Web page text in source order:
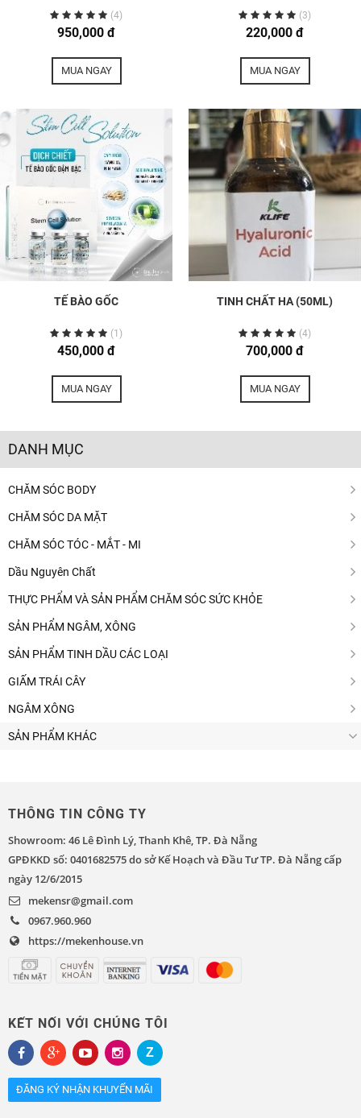
(4)
950,000 đ
MUA NGAY
(3)
220,000 đ
MUA NGAY
TẾ BÀO GỐC
(1)
450,000 đ
MUA NGAY
TINH CHẤT HA (50ML)
(4)
700,000 đ
MUA NGAY
DANH MỤC
CHĂM SÓC BODY
CHĂM SÓC DA MẶT
CHĂM SÓC TÓC - MẮT - MI
Dầu Nguyên Chất
THỰC PHẨM VÀ SẢN PHẨM CHĂM SÓC SỨC KHỎE
SẢN PHẨM NGÂM, XÔNG
SẢN PHẨM TINH DẦU CÁC LOẠI
GIẤM TRÁI CÂY
NGÂM XÔNG
SẢN PHẨM KHÁC
THÔNG TIN CÔNG TY
Showroom: 46 Lê Đình Lý, Thanh Khê, TP. Đà Nẵng
GPĐKKD số: 0401682575 do sở Kế Hoạch và Đầu Tư TP. Đà Nẵng cấp
ngày 12/6/2015
mekensr@gmail.com
0967.960.960
https://mekenhouse.vn
KẾT NỐI VỚI CHÚNG TÔI
ĐĂNG KÝ NHẬN KHUYẾN MÃI